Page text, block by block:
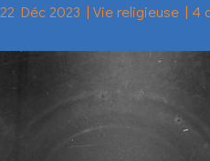
22 Déc 2023 | Vie religieuse| 4